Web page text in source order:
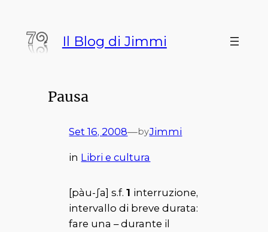
contenuto
Il Blog di Jimmi
Pausa
Set 16, 2008—byJimmi
in Libri e cultura
[pàu-∫a] s.f.1 interruzione,
intervallo di breve durata:
fare una – durante il